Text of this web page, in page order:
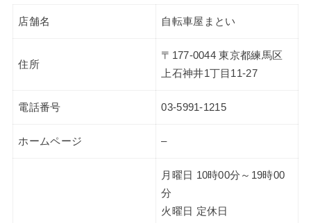
店舗名 自転車屋まとい
住所
〒177-0044 東京都練馬区
上石神井1丁目11-27
電話番号 03-5991-1215
ホームページ –
月曜日 10時00分～19時00
分
火曜日 定休日